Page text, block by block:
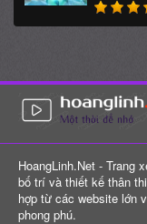
HoangLinh.Net - Trang
bố trí và thiết kế thân
hợp từ các website lớn
phong phú.